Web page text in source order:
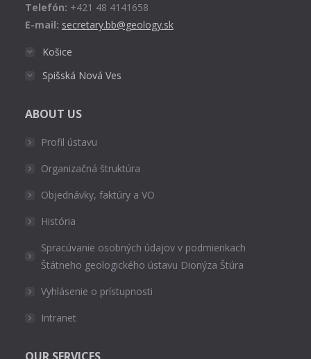
Telefón: +421 48 4141658
E-mail: secretary.bb@geology.sk
Košice
Spišská Nová Ves
ABOUT US
Profil ústavu
Organizačná štruktúra
Objednávky, faktúry a VO
História
Spracúvanie osobných údajov v podmienkach
Štátneho geologického ústavu Dionýza Štúra
Vyhlásenie o prístupnosti
Intranet